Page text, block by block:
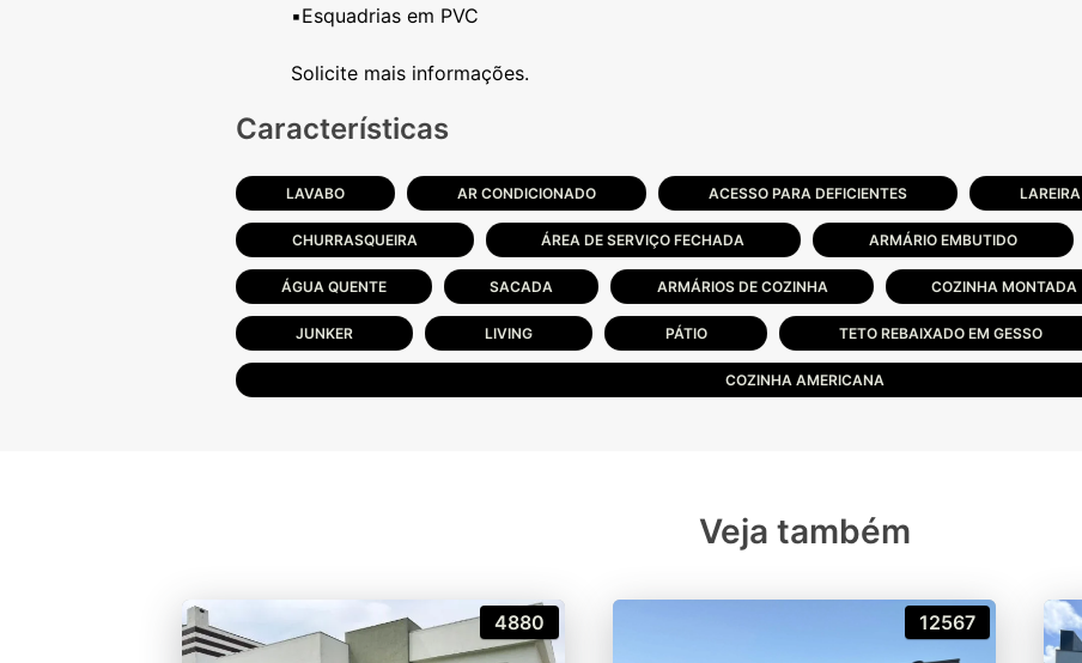
▪️Esquadrias em PVC
Características
LAVABO AR CONDICIONADO ACESSO PARA DEFICIENTES LAREIRA
CHURRASQUEIRA ÁREA DE SERVIÇO FECHADA ARMÁRIO EMBUTIDO
ÁGUA QUENTE SACADA ARMÁRIOS DE COZINHA COZINHA MONTADA
JUNKER LIVING PÁTIO TETO REBAIXADO EM GESSO
COZINHA AMERICANA
Veja também
4880 12567